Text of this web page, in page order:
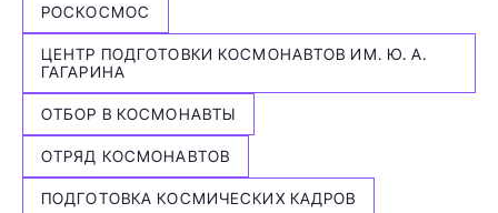
РОСКОСМОС
ЦЕНТР ПОДГОТОВКИ КОСМОНАВТОВ ИМ. Ю. А.
ГАГАРИНА
ОТБОР В КОСМОНАВТЫ
ОТРЯД КОСМОНАВТОВ
ПОДГОТОВКА КОСМИЧЕСКИХ КАДРОВ